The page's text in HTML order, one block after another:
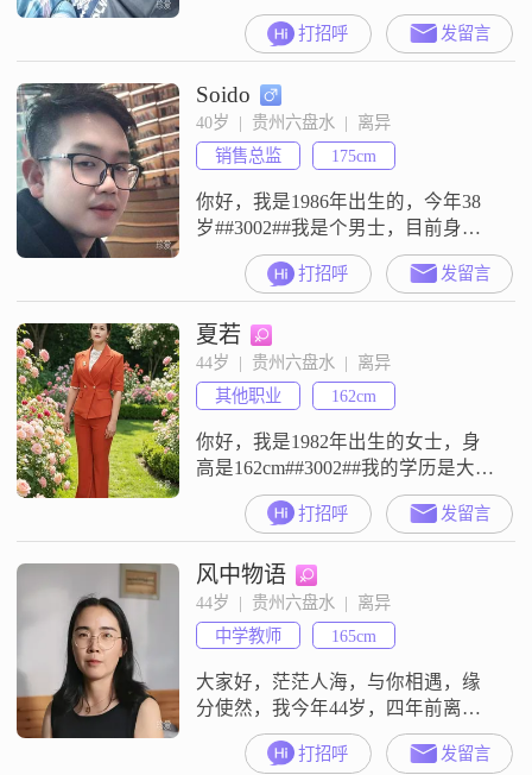
##3002##我的学历是中专，目前月
收入在8001到12000元之间##3002##
关于我的性格，我自认为是个乐观
积极的人，平时随和也容易相处，
性格上比较成熟稳重##3002##我是
一个活在当下的人，做人真诚可靠
##3002##在我的观念里，家庭是
打招呼 发留言
Soido
40岁  |  贵州六盘水  |  离异
销售总监
175cm
你好，我是1986年出生的，今年38
岁##3002##我是个男士，目前身高
是175cm##3002##我的学历是大学本
科##3002##我现在的工作地点在六
盘水，每个月的收入大概在12001元
到20000元这个区间##3002##关于我
个人的一些特点，身边的人评价我
是一个稳重可靠的人##3002##平时
做事的时候，我表
打招呼 发留言
夏若
44岁  |  贵州六盘水  |  离异
其他职业
162cm
你好，我是1982年出生的女士，身
高是162cm##3002##我的学历是大学
本科，目前的工作地在六盘水，月
收入在3001到5000元之间##3002##
我是一个独立自信的人，平时习惯
自己处理生活里的各类事情，也相
信靠自己的努力能应对好遇到的问
题##3002##同时我性格里也有细腻
敏感的一面，会留意身边人的情绪
变化，也
打招呼 发留言
风中物语
44岁  |  贵州六盘水  |  离异
中学教师
165cm
大家好，茫茫人海，与你相遇，缘
分使然，我今年44岁，四年前离
异，上一段婚姻和平分开，无纠缠
矛盾。有两位乖巧懂事的男孩，老
打招呼 发留言